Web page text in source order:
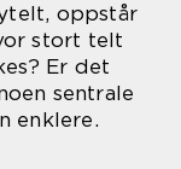
oppstår
stort telt
Er det
sentrale
enklere.